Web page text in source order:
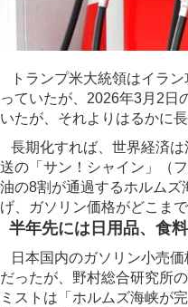
トランプ米大統領はイラ
っていたが、2026年3月2日
いたが、それよりはるかに
長期化すれば、世界経済
送の「サン！シャイン」（
油の8割が通過するホルムズ
げ、ガソリン価格がどこま
半年先には日用品、食
日本国内のガソリン小売
だったが、野村総合研究所
ミストは「ホルムズ海峡が